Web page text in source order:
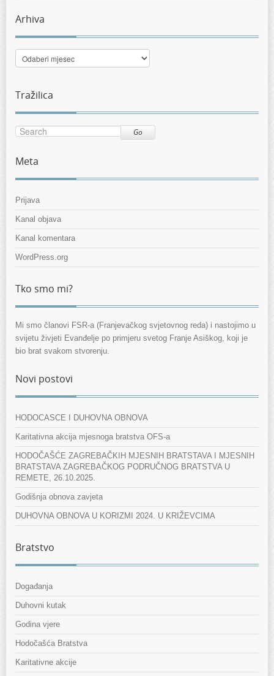
Arhiva
Arhiva
Tražilica
Go
Meta
Prijava
Kanal objava
Kanal komentara
WordPress.org
Tko smo mi?
Mi smo članovi FSR-a (Franjevačkog svjetovnog reda) i nastojimo u
svijetu živjeti Evanđelje po primjeru svetog Franje Asiškog, koji je
bio brat svakom stvorenju.
Novi postovi
HODOCASCE I DUHOVNA OBNOVA
Karitativna akcija mjesnoga bratstva OFS-a
HODOČAŠĆE ZAGREBAČKIH MJESNIH BRATSTAVA I MJESNIH
BRATSTAVA ZAGREBAČKOG PODRUČNOG BRATSTVA U
REMETE, 26.10.2025.
Godišnja obnova zavjeta
DUHOVNA OBNOVA U KORIZMI 2024. U KRIŽEVCIMA
Bratstvo
Događanja
Duhovni kutak
Godina vjere
Hodočašća Bratstva
Karitativne akcije